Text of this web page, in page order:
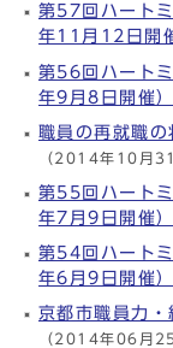
第57回ハート
年11月12日開
第56回ハート
年9月8日開催）
職員の再就職
（2014年10月31
第55回ハート
年7月9日開催）
第54回ハート
年6月9日開催）
京都市職員力
（2014年06月25